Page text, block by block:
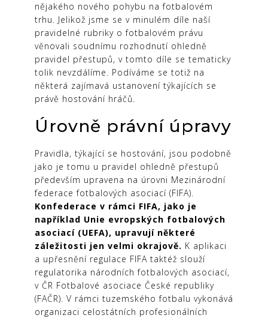
nějakého nového pohybu na fotbalovém
trhu. Jelikož jsme se v minulém díle naší
pravidelné rubriky o fotbalovém právu
věnovali soudnímu rozhodnutí ohledně
pravidel přestupů, v tomto díle se tematicky
tolik nevzdálíme. Podíváme se totiž na
některá zajímavá ustanovení týkajících se
právě hostování hráčů.
Úrovně právní úpravy
Pravidla, týkající se hostování, jsou podobně
jako je tomu u pravidel ohledně přestupů
především upravena na úrovni Mezinárodní
federace fotbalových asociací (FIFA).
Konfederace v rámci FIFA, jako je
například Unie evropských fotbalových
asociací (UEFA), upravují některé
záležitosti jen velmi okrajově. K aplikaci
a upřesnění regulace FIFA taktéž slouží
regulatorika národních fotbalových asociací,
v ČR Fotbalové asociace České republiky
(FAČR). V rámci tuzemského fotbalu vykonává
organizaci celostátních profesionálních